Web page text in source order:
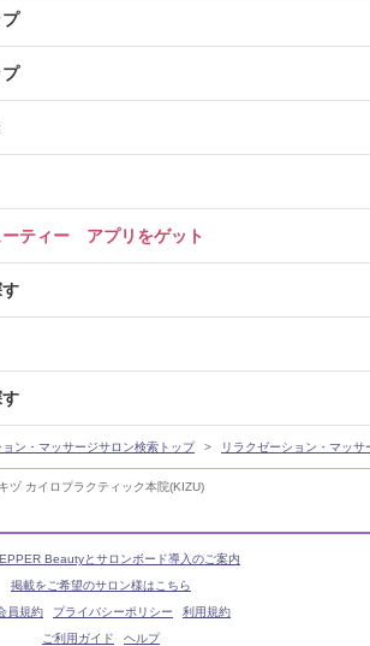
キヅ カイロプラクティック本院(KIZU)
ティー アプリをゲット
ョン・マッサージサロン検索トップ リラクゼーション・マッ
Beautyとサロンボード導入のご案内
掲載をご希望のサロン様はこちら
員規約
プライバシーポリシー
利用規約
ご利用ガイド
ヘルプ